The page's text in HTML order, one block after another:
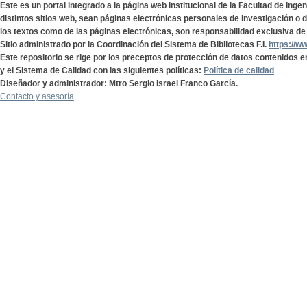
Este es un portal integrado a la página web institucional de la Facultad de
distintos sitios web, sean páginas electrónicas personales de investigación o
los textos como de las páginas electrónicas, son responsabilidad exclusiva
Sitio administrado por la Coordinación del Sistema de Bibliotecas F.I. https://
Este repositorio se rige por los preceptos de protección de datos contenidos
y el Sistema de Calidad con las siguientes políticas: Política de calidad
Diseñador y administrador: Mtro Sergio Israel Franco García.
Contacto y asesoría